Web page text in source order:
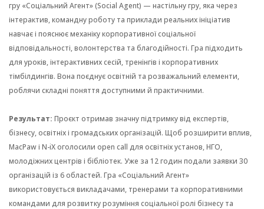
гру «Соціальний Агент» (Social Agent) — настільну гру, яка через
інтерактив, командну роботу та приклади реальних ініціатив
навчає і пояснює механіку корпоративної соціальної
відповідальності, волонтерства та благодійності. Гра підходить
для уроків, інтерактивних сесій, тренінгів і корпоративних
тімбілдингів. Вона поєднує освітній та розважальний елементи,
роблячи складні поняття доступними й практичними.
Результат: Проєкт отримав значну підтримку від експертів,
бізнесу, освітніх і громадських організацій. Щоб розширити вплив,
MacPaw і N-iX оголосили open call для освітніх установ, НГО,
молодіжних центрів і бібліотек. Уже за 12 годин подали заявки 30
організацій із 6 областей. Гра «Соціальний Агент»
використовується викладачами, тренерами та корпоративними
командами для розвитку розуміння соціальної ролі бізнесу та